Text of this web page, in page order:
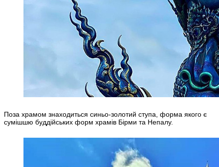
Поза храмом знаходиться синьо-золотий ступа, форма якого є
сумішшю буддійських форм храмів Бірми та Непалу.